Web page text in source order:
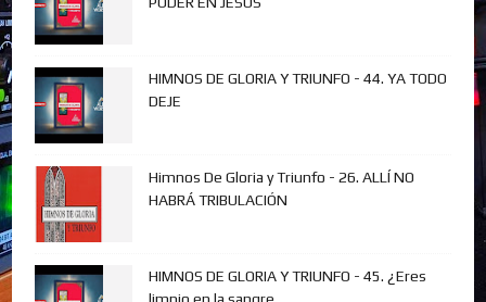
HIMNOS DE GLORIA Y TRIUNFO - 44. YA TODO
DEJE
Himnos De Gloria y Triunfo - 26. ALLÍ NO
HABRÁ TRIBULACIÓN
HIMNOS DE GLORIA Y TRIUNFO - 45. ¿Eres